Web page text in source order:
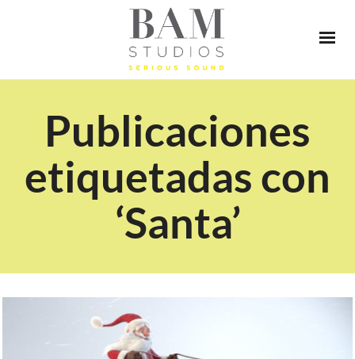
Publicaciones
etiquetadas con
‘Santa’